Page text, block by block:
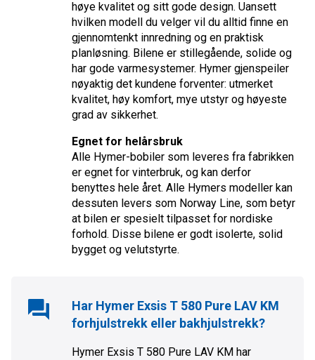
høye kvalitet og sitt gode design. Uansett
hvilken modell du velger vil du alltid finne en
gjennomtenkt innredning og en praktisk
planløsning. Bilene er stillegående, solide og
har gode varmesystemer. Hymer gjenspeiler
nøyaktig det kundene forventer: utmerket
kvalitet, høy komfort, mye utstyr og høyeste
grad av sikkerhet.
Egnet for helårsbruk
Alle Hymer-bobiler som leveres fra fabrikken
er egnet for vinterbruk, og kan derfor
benyttes hele året. Alle Hymers modeller kan
dessuten levers som Norway Line, som betyr
at bilen er spesielt tilpasset for nordiske
forhold. Disse bilene er godt isolerte, solid
bygget og velutstyrte.
Har Hymer Exsis T 580 Pure LAV KM
forhjulstrekk eller bakhjulstrekk?
Hymer Exsis T 580 Pure LAV KM har